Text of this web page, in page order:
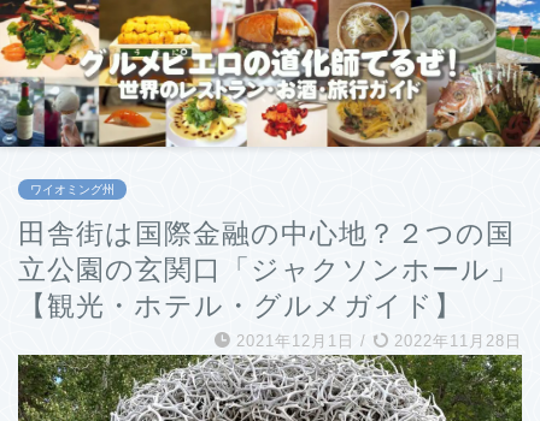
ワイオミング州
田舎街は国際金融の中心地？２つの国
立公園の玄関口「ジャクソンホール」
【観光・ホテル・グルメガイド】
2021年12月1日 / 2022年11月28日